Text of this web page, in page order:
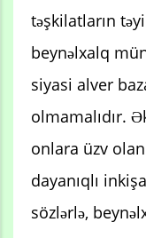
təşkilatların
beynəlxalq
siyasi alver
olmamalıdır.
onlara üzv
dayanıqlı
sözlərlə,